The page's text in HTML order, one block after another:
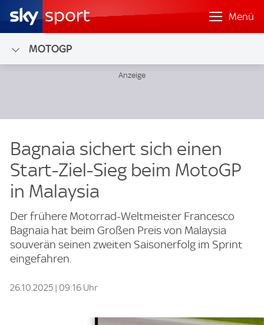
Menü
MOTOGP
Bagnaia sichert sich einen
Start-Ziel-Sieg beim MotoGP
in Malaysia
Der frühere Motorrad-Weltmeister Francesco
Bagnaia hat beim Großen Preis von Malaysia
souverän seinen zweiten Saisonerfolg im Sprint
eingefahren.
26.10.2025 | 09:16 Uhr